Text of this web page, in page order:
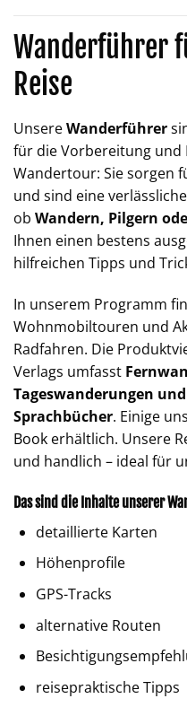
Wanderführer
Reise
UnsereWanderführer
für die Vorbereitung und
Wandertour: Sie sorgen
und sind eine
ob Wandern, Pilgern
Ihnen einen bestens
hilfreichen Tipps und
In unserem Programm
Wohnmobiltouren und
Radfahren. Die
Verlags umfasst
Tageswanderungen
Sprachbücher. Einige
Book erhältlich. Unsere
und handlich – ideal für
Das sind die Inhalte unserer
detaillierte Karten
Höhenprofile
GPS-Tracks
alternative Routen
reisepraktische Tipps